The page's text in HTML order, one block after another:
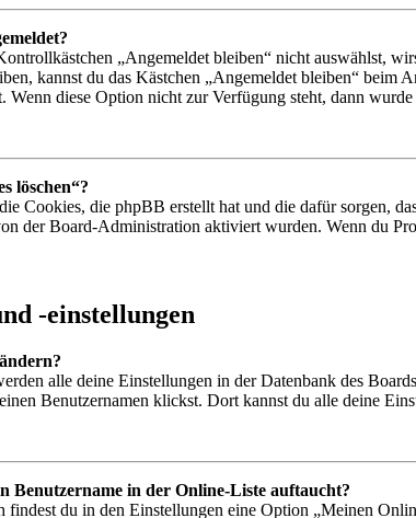
„Angemeldet bleiben“ nicht auswählst,
kannst du das Kästchen „Angemeldet bleiben“
Wenn diese Option nicht zur Verfügung steht, dann
löschen“?
Cookies, die phpBB erstellt hat und die dafür sorgen,
der Board-Administration aktiviert wurden. Wenn du
-einstellungen
alle deine Einstellungen in der Datenbank des
Benutzernamen klickst. Dort kannst du alle deine
Benutzername in der Online-Liste auftaucht?
findest du in den Einstellungen eine Option „Meinen